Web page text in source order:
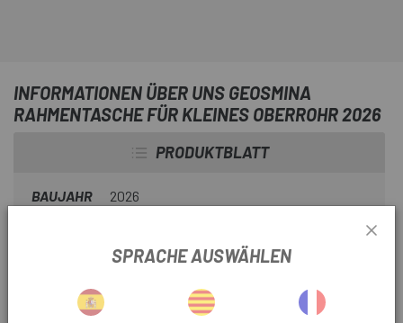
INFORMATIONEN ÜBER UNS GEOSMINA
RAHMENTASCHE FÜR KLEINES OBERROHR 2026
PRODUKTBLATT
BAUJAHR 2026
PRODUKTINFORMATION
SPRACHE AUSWÄHLEN